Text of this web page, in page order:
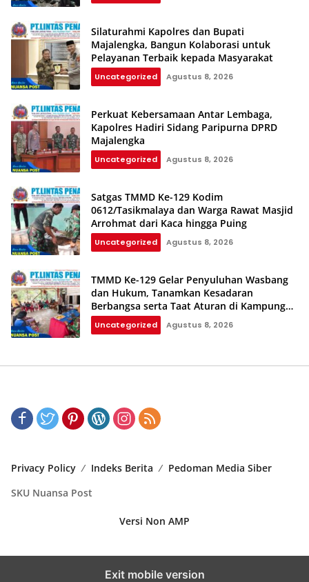
Silaturahmi Kapolres dan Bupati
Majalengka, Bangun Kolaborasi untuk
Pelayanan Terbaik kepada Masyarakat
Uncategorized Agustus 8, 2026
Perkuat Kebersamaan Antar Lembaga,
Kapolres Hadiri Sidang Paripurna DPRD
Majalengka
Uncategorized Agustus 8, 2026
Satgas TMMD Ke-129 Kodim
0612/Tasikmalaya dan Warga Rawat Masjid
Arrohmat dari Kaca hingga Puing
Uncategorized Agustus 8, 2026
TMMD Ke-129 Gelar Penyuluhan Wasbang
dan Hukum, Tanamkan Kesadaran
Berbangsa serta Taat Aturan di Kampung
Sesor
Uncategorized Agustus 8, 2026
Privacy Policy Indeks Berita
Pedoman Media Siber
SKU Nuansa Post
Versi Non AMP
Exit mobile version